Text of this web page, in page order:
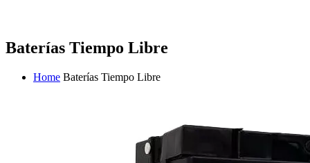
Baterías Tiempo Libre
Home Baterías Tiempo Libre